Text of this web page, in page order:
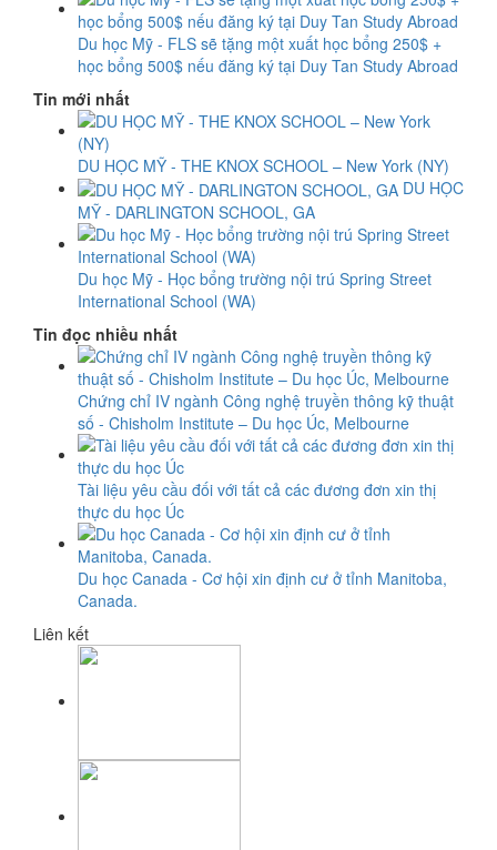
Du học Mỹ - FLS sẽ tặng một xuất học bổng 250$ +
học bổng 500$ nếu đăng ký tại Duy Tan Study Abroad
Tin mới nhất
DU HỌC MỸ - THE KNOX SCHOOL – New York (NY)
DU HỌC
MỸ - DARLINGTON SCHOOL, GA
Du học Mỹ - Học bổng trường nội trú Spring Street
International School (WA)
Tin đọc nhiều nhất
Chứng chỉ IV ngành Công nghệ truyền thông kỹ thuật
số - Chisholm Institute – Du học Úc, Melbourne
Tài liệu yêu cầu đối với tất cả các đương đơn xin thị
thực du học Úc
Du học Canada - Cơ hội xin định cư ở tỉnh Manitoba,
Canada.
Liên kết